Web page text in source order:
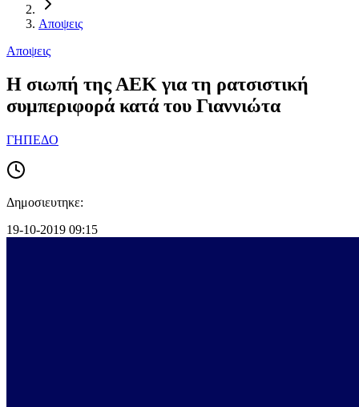
Αποψεις
Αποψεις
Η σιωπή της ΑΕΚ για τη ρατσιστική
συμπεριφορά κατά του Γιαννιώτα
ΓΗΠΕΔΟ
Δημοσιευτηκε:
19-10-2019 09:15